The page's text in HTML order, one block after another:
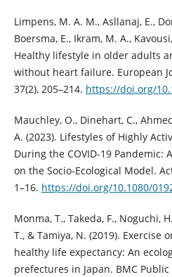
Limpens, M. A. M., Asllanaj, E.,
Boersma, E., Ikram, M. A.,
Healthy lifestyle in older adults
without heart failure. European
37(2), 205–214. https://doi.org/
Mauchley, O., Dinehart, C.,
A. (2023). Lifestyles of Highly
During the COVID-19 Pandemic:
on the Socio-Ecological Model.
1–16. https://doi.org/10.1080/
Monma, T., Takeda, F., Noguchi,
T., & Tamiya, N. (2019). Exercise
healthy life expectancy: An
prefectures in Japan. BMC Public